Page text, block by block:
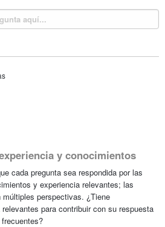
y conocimientos
cada pregunta sea respondida por las
y experiencia relevantes; las
perspectivas. ¿Tiene
para contribuir con su respuesta